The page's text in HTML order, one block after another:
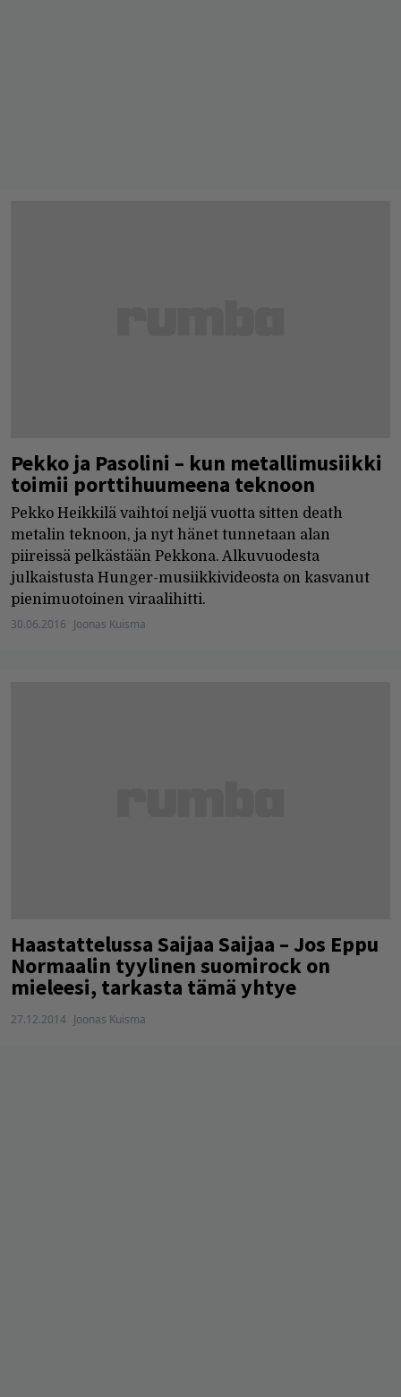
Pekko ja Pasolini – kun metallimusiikki
toimii porttihuumeena teknoon
Pekko Heikkilä vaihtoi neljä vuotta sitten death
metalin teknoon, ja nyt hänet tunnetaan alan
piireissä pelkästään Pekkona. Alkuvuodesta
julkaistusta Hunger-musiikkivideosta on kasvanut
pienimuotoinen viraalihitti.
30.06.2016 Joonas Kuisma
Haastattelussa Saijaa Saijaa – Jos Eppu
Normaalin tyylinen suomirock on
mieleesi, tarkasta tämä yhtye
27.12.2014 Joonas Kuisma